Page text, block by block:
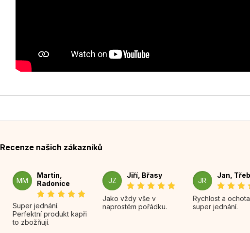
Recenze našich zákazníků
MM
Martin,
Radonice
Super jednání.
Perfektní produkt kapři
to zbožňují.
JZ
Jiří, Břasy
Jako vždy vše v
naprostém pořádku.
JR
Jan,
Rychlost a ochota a
super jednání.